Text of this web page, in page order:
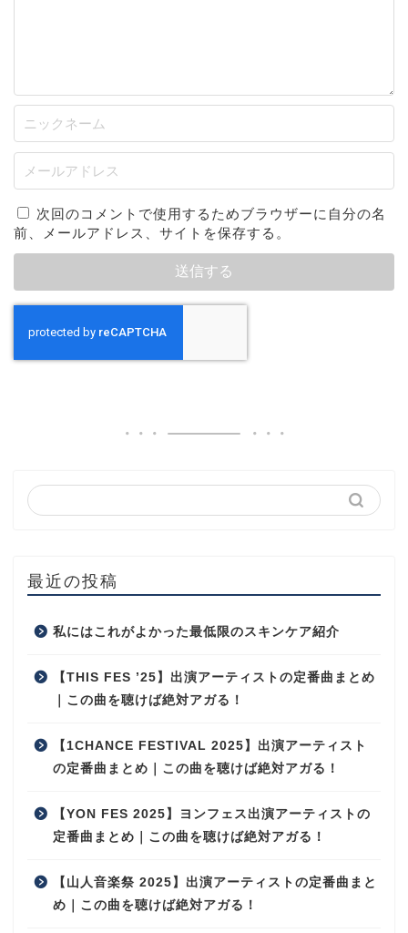
次回のコメントで使用するためブラウザーに自分の名
前、メールアドレス、サイトを保存する。
最近の投稿
私にはこれがよかった最低限のスキンケア紹介
【THIS FES ’25】出演アーティストの定番曲まとめ
｜この曲を聴けば絶対アガる！
【1CHANCE FESTIVAL 2025】出演アーティスト
の定番曲まとめ｜この曲を聴けば絶対アガる！
【YON FES 2025】ヨンフェス出演アーティストの
定番曲まとめ｜この曲を聴けば絶対アガる！
【山人音楽祭 2025】出演アーティストの定番曲まと
め｜この曲を聴けば絶対アガる！